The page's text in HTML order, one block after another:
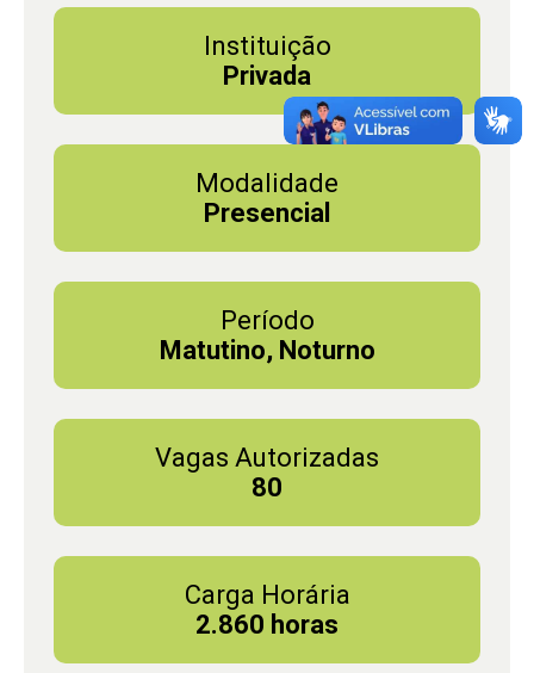
Instituição
Privada
Modalidade
Presencial
Período
Matutino, Noturno
Vagas Autorizadas
80
Carga Horária
2.860 horas